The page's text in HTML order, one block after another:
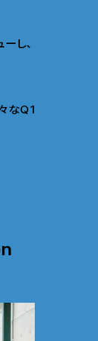
ーし、
なQ1